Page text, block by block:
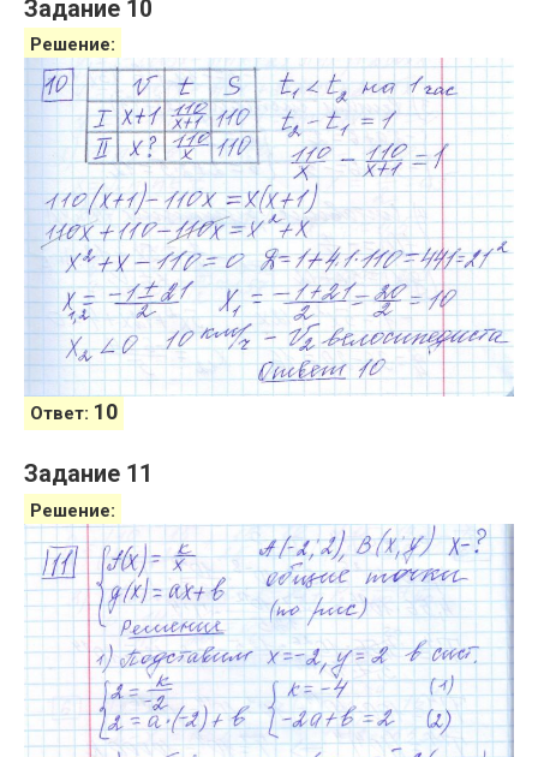
Задание 10
Решение:
Ответ: 10
Задание 11
Решение: